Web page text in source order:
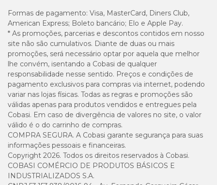
Formas de pagamento: Visa, MasterCard, Diners Club,
American Express; Boleto bancário; Elo e Apple Pay.
* As promoções, parcerias e descontos contidos em nosso
site não são cumulativos. Diante de duas ou mais
promoções, será necessário optar por aquela que melhor
lhe convém, isentando a Cobasi de qualquer
responsabilidade nesse sentido. Preços e condições de
pagamento exclusivos para compras via internet, podendo
variar nas lojas físicas. Todas as regras e promoções são
válidas apenas para produtos vendidos e entregues pela
Cobasi. Em caso de divergência de valores no site, o valor
válido é o do carrinho de compras.
COMPRA SEGURA. A Cobasi garante segurança para suas
informações pessoais e financeiras.
Copyright 2026. Todos os direitos reservados à Cobasi.
COBASI COMÉRCIO DE PRODUTOS BÁSICOS E
INDUSTRIALIZADOS S.A.